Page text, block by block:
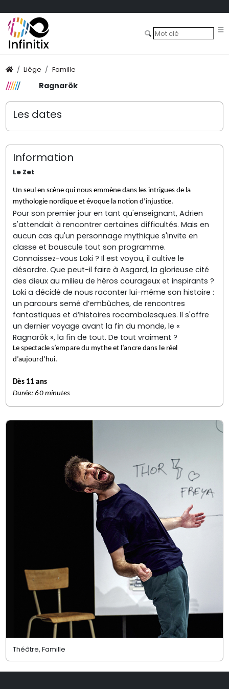
Liège Famille
Ragnarök
Les dates
Information
Le Zet
Un seul en scène qui nous emmène dans les intrigues de la
mythologie nordique et évoque la notion d’injustice.
Pour son premier jour en tant qu'enseignant, Adrien
s'attendait à rencontrer certaines difficultés. Mais en
aucun cas qu'un personnage mythique s'invite en
classe et bouscule tout son programme.
Connaissez-vous Loki ? Il est voyou, il cultive le
désordre. Que peut-il faire à Asgard, la glorieuse cité
des dieux au milieu de héros courageux et inspirants ?
Loki a décidé de nous raconter lui-même son histoire :
un parcours semé d’embûches, de rencontres
fantastiques et d’histoires rocambolesques. Il s'offre
un dernier voyage avant la fin du monde, le «
Ragnarök », la fin de tout. De tout vraiment ?
Le spectacle s’empare du mythe et l’ancre dans le réel
d’aujourd’hui.
Dès 11 ans
Durée: 60 minutes
Théâtre, Famille